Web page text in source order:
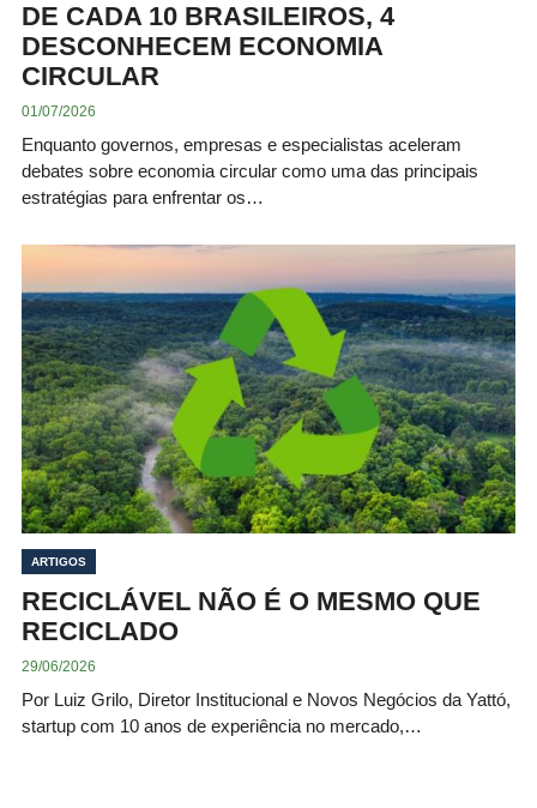
DE CADA 10 BRASILEIROS, 4
DESCONHECEM ECONOMIA
CIRCULAR
01/07/2026
Enquanto governos, empresas e especialistas aceleram
debates sobre economia circular como uma das principais
estratégias para enfrentar os…
ARTIGOS
RECICLÁVEL NÃO É O MESMO QUE
RECICLADO
29/06/2026
Por Luiz Grilo, Diretor Institucional e Novos Negócios da Yattó,
startup com 10 anos de experiência no mercado,…